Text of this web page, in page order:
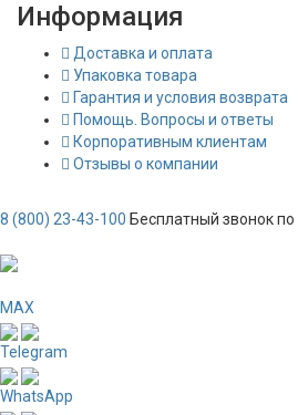
Информация
Доставка и оплата
Упаковка товара
Гарантия и условия возврата
Помощь. Вопросы и ответы
Корпоративным клиентам
Отзывы о компании
8 (800) 23-43-100 Бесплатный звонок по
MAX
Telegram
WhatsApp